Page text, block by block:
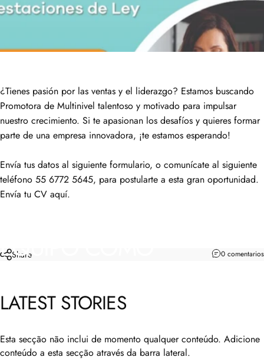
EQUIPO
MULTINIVEL
¿Tienes pasión por las ventas y el liderazgo? Estamos buscando
Promotora de Multinivel talentoso y motivado para impulsar
nuestro crecimiento. Si te apasionan los desafíos y quieres formar
parte de una empresa innovadora, ¡te estamos esperando!
Envía tus datos al siguiente formulario, o comunícate al siguiente
teléfono 55 6772 5645, para postularte a esta gran oportunidad.
Envía tu CV aquí.
Share 0 comentarios
LATEST STORIES
Esta secção não inclui de momento qualquer conteúdo. Adicione
conteúdo a esta secção através da barra lateral.